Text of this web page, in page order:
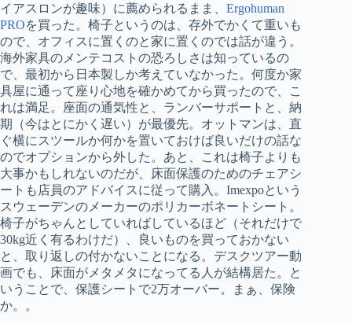
イアスロンが趣味）に薦められるまま、 Ergohuman
PROを買った。椅子というのは、存外でかくて重いも
ので、オフィスに置くのと家に置くのでは話が違う。
海外家具のメンテコストの恐ろしさは知っているの
で、最初から日本製しか考えていなかった。何度か家
具屋に通って座り心地を確かめてから買ったので、こ
れは満足。座面の通気性と、ランバーサポートと、納
期（今はとにかく遅い）が最優先。オットマンは、直
ぐ横にスツールか何かを置いておけば良いだけの話な
のでオプションから外した。あと、これは椅子よりも
大事かもしれないのだが、床面保護のためのチェアシ
ートも店員のアドバイスに従って購入。Imexpoという
スウェーデンのメーカーのポリカーボネートシート。
椅子がちゃんとしていればしているほど（それだけで
30kg近く有るわけだ）、良いものを買っておかない
と、取り返しの付かないことになる。デスクツアー動
画でも、床面がメタメタになってる人が結構居た。と
いうことで、保護シートで2万オーバー。まぁ、保険
か。。